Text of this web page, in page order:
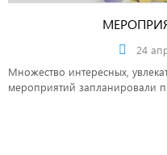
24
Множество интересных,
мероприятий запланировали